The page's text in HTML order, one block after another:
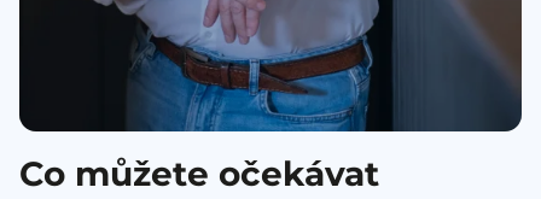
Co můžete očekávat